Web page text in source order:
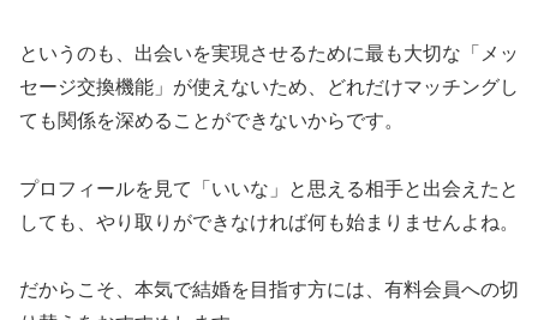
というのも、出会いを実現させるために最も大切な「メッ
セージ交換機能」が使えないため、どれだけマッチングし
ても関係を深めることができないからです。
プロフィールを見て「いいな」と思える相手と出会えたと
しても、やり取りができなければ何も始まりませんよね。
だからこそ、本気で結婚を目指す方には、有料会員への切